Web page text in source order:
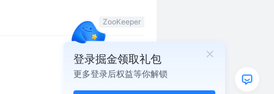
ZooKeeper
架构
登录掘金领取礼包
更多登录后权益等你解锁